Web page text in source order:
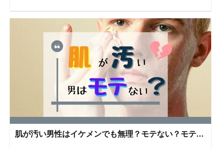
肌が汚い男性はイケメンでも無理？モテない？モテ...